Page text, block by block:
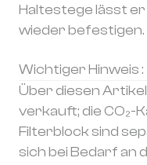
Haltestege lässt
wieder befestigen.
Wichtiger Hinweis :
Über diesen
verkauft; die CO₂-
Filterblock sind
sich bei Bedarf an